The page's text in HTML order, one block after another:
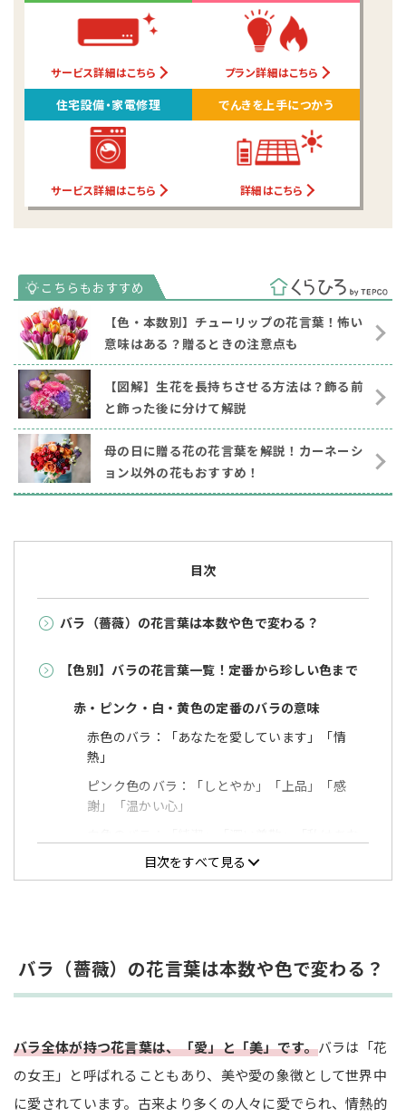
サービス詳細はこちら プラン詳細はこちら
住宅設備・家電修理
サービス詳細はこちら
でんきを上手につかう
詳細はこちら
【色・本数別】チューリップの花言葉！怖い
意味はある？贈るときの注意点も
【図解】生花を長持ちさせる方法は？飾る前
と飾った後に分けて解説
母の日に贈る花の花言葉を解説！カーネーシ
ョン以外の花もおすすめ！
目次
バラ（薔薇）の花言葉は本数や色で変わる？
【色別】バラの花言葉一覧！定番から珍しい色まで
赤・ピンク・白・黄色の定番のバラの意味
赤色のバラ：「あなたを愛しています」「情
熱」
ピンク色のバラ：「しとやか」「上品」「感
謝」「温かい心」
たにふさわしい」
黄色のバラ：「友情」「平和」「嫉妬」
青色のバラ：「奇跡」「夢かなう」
紫色のバラ：「気品」「誇り」「尊敬」
オレンジ色のバラ：「絆」「信頼」
黒色のバラ：「永遠の愛」「あなたはあくまで
私のもの」「恨み」
目次をすべて見る
バラ（薔薇）の花言葉は本数や色で変わる？
バラ全体が持つ花言葉は、「愛」と「美」です。バラは「花
の女王」と呼ばれることもあり、美や愛の象徴として世界中
に愛されています。古来より多くの人々に愛でられ、情熱的